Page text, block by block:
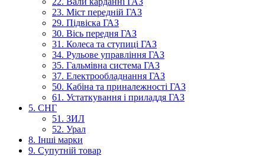
23. Міст передній ГАЗ
29. Підвіска ГАЗ
30. Вісь передня ГАЗ
31. Колеса та ступиці ГАЗ
34. Рульове управління ГАЗ
35. Гальмівна система ГАЗ
37. Електрообладнання ГАЗ
50. Кабіна та приналежності ГАЗ
61. Устаткування і приладдя ГАЗ
5. СНГ
51. ЗИЛ
52. Урал
8. Інші марки
9. Супутній товар